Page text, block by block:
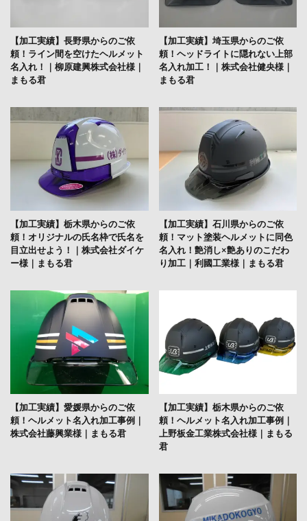
【加工実績】長野県からのご依
頼！ライン間を空けたヘルメット
名入れ！｜柳原建興株式会社様｜
まもる君
【加工実績】埼玉県からのご依
頼！ヘッドライトに隠れない上部
名入れ加工！｜株式会社健央様｜
まもる君
【加工実績】栃木県からのご依
頼！オリジナルの氏名枠で氏名を
目立出せよう！｜株式会社ダイケ
ー様｜まもる君
【加工実績】石川県からのご依
頼！マット塗装ヘルメットに同色
名入れ！艶消し×艶ありのこだわ
り加工｜利國工業様｜まもる君
【加工実績】愛媛県からのご依
頼！ヘルメット名入れ加工事例｜
株式会社藤興業様｜まもる君
【加工実績】栃木県からのご依
頼！ヘルメット名入れ加工事例｜
上野板金工業株式会社様｜まもる
君